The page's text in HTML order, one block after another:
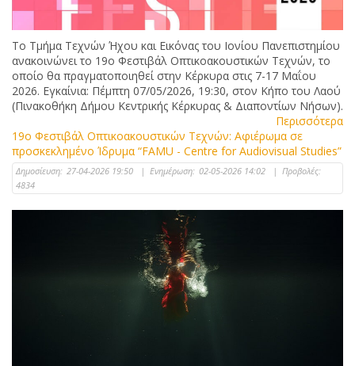
Το Τμήμα Τεχνών Ήχου και Εικόνας του Ιονίου Πανεπιστημίου
ανακοινώνει το 19ο Φεστιβάλ Οπτικοακουστικών Τεχνών, το
οποίο θα πραγματοποιηθεί στην Κέρκυρα στις 7-17 Μαΐου
2026. Εγκαίνια: Πέμπτη 07/05/2026, 19:30, στον Κήπο του Λαού
(Πινακοθήκη Δήμου Κεντρικής Κέρκυρας & Διαποντίων Νήσων).
Περισσότερα
19ο Φεστιβάλ Οπτικοακουστικών Τεχνών: Αφιέρωμα σε
προσκεκλημένο Ίδρυμα “FAMU - Centre for Audiovisual Studies”
Δημοσίευση: 27-04-2026 19:50 | Ενημέρωση: 02-05-2026 14:02 | Προβολές:
4834